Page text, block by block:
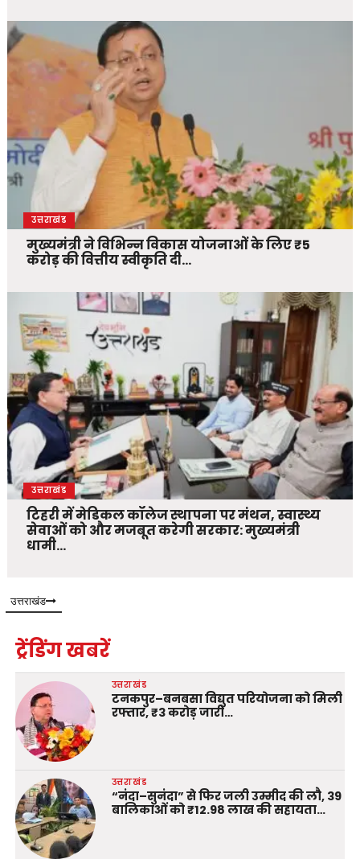
उत्तराखंड
मुख्यमंत्री ने विभिन्न विकास योजनाओं के लिए ₹5
करोड़ की वित्तीय स्वीकृति दी…
उत्तराखंड
टिहरी में मेडिकल कॉलेज स्थापना पर मंथन, स्वास्थ्य
सेवाओं को और मजबूत करेगी सरकार: मुख्यमंत्री
धामी…
उत्तराखंड
ट्रेंडिंग खबरें
उत्तराखंड
टनकपुर–बनबसा विद्युत परियोजना को मिली
रफ्तार, ₹3 करोड़ जारी…
उत्तराखंड
“नंदा–सुनंदा” से फिर जली उम्मीद की लौ, 39
बालिकाओं को ₹12.98 लाख की सहायता…